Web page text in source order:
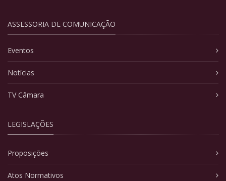
ASSESSORIA DE COMUNICAÇÃO
Eventos
Notícias
TV Câmara
LEGISLAÇÕES
Proposições
Atos Normativos